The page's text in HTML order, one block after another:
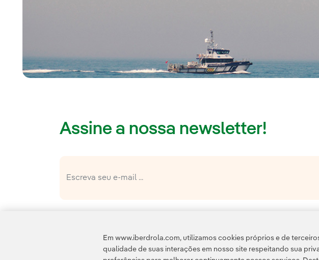
Assine a nossa newsletter!
Em www.iberdrola.com, utilizamos cookies próprios e de
qualidade de suas interações em nosso site respeitando sua